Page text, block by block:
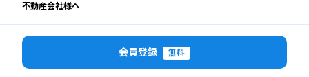
不動産会社様へ
会員登録 無料